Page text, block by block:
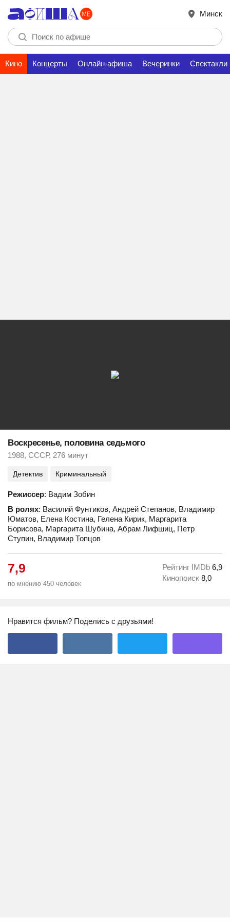
Минск
Кино Концерты Онлайн-афиша Вечеринки Спектакли
Воскресенье, половина седьмого
1988, СССР, 276 минут
Детектив Криминальный
Режиссер: Вадим Зобин
В ролях: Василий Фунтиков, Андрей Степанов, Владимир
Юматов, Елена Костина, Гелена Кирик, Маргарита
Борисова, Маргарита Шубина, Абрам Лифшиц, Петр
Ступин, Владимир Топцов
7,9
по мнению 450 человек
Рейтинг IMDb 6,9
Кинопоиск 8,0
Нравится фильм? Поделись с друзьями!